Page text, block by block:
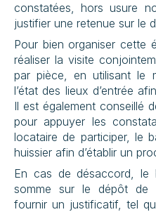
constatées, hors usure
justifier une retenue sur le
Pour bien organiser cette
réaliser la visite
par pièce, en utilisant le
l’état des lieux d’entrée
Il est également conseillé
pour appuyer les
locataire de participer, le
huissier afin d’établir un
En cas de désaccord, le
somme sur le dépôt de
fournir un justificatif, tel